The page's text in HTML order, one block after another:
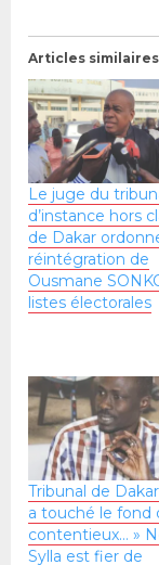
Articles similaires
Le juge du
d’instance hors
de Dakar
réintégration de
Ousmane
listes électorales
Tribunal de
a touché le fond
contentieux… »
Sylla est fier de